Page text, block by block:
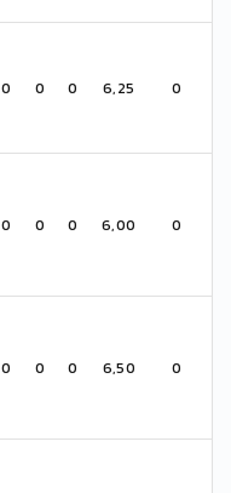
0 0 0 6,25 0
0 0 0 6,00 0
0 0 0 6,50 0